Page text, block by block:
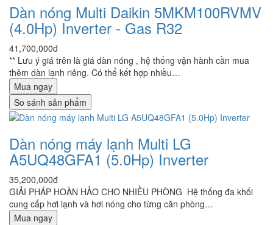
Dàn nóng Multi Daikin 5MKM100RVMV
(4.0Hp) Inverter - Gas R32
41,700,000đ
** Lưu ý giá trên là giá dàn nóng , hệ thống vận hành cần mua
thêm dàn lạnh riêng. Có thể kết hợp nhiều…
Mua ngay
So sánh sản phẩm
Dàn nóng máy lạnh Multi LG
A5UQ48GFA1 (5.0Hp) Inverter
35,200,000đ
GIẢI PHÁP HOÀN HẢO CHO NHIỀU PHÒNG Hệ thống đa khối
cung cấp hơi lạnh và hơi nóng cho từng căn phòng…
Mua ngay